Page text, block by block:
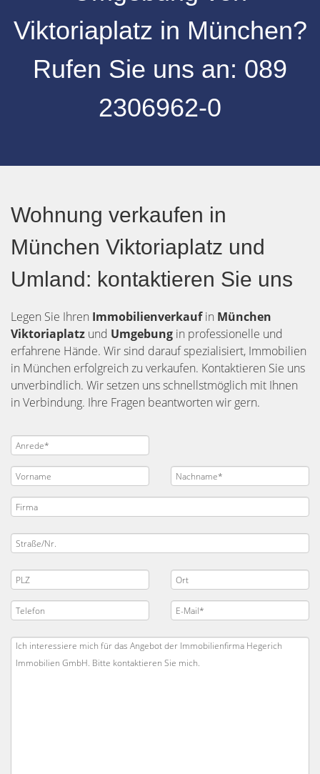
Viktoriaplatz in München?
Rufen Sie uns an: 089
2306962-0
Wohnung verkaufen in
München Viktoriaplatz und
Umland: kontaktieren Sie uns
Legen Sie Ihren Immobilienverkaufin München
Viktoriaplatz und Umgebung in professionelle und
erfahrene Hände. Wir sind darauf spezialisiert, Immobilien
in München erfolgreich zu verkaufen. Kontaktieren Sie uns
unverbindlich. Wir setzen uns schnellstmöglich mit Ihnen
in Verbindung. Ihre Fragen beantworten wir gern.